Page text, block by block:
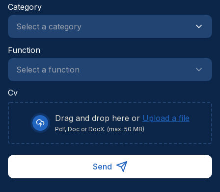
Category
Function
Cv
Drag and drop here or Upload a file
Pdf, Doc or DocX. (max. 50 MB)
Send